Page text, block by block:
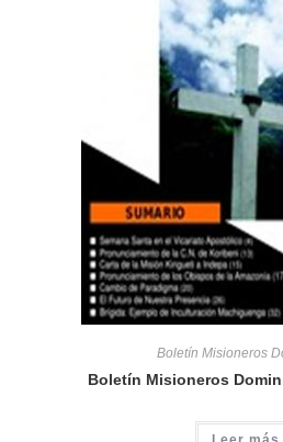
Boletín Misioneros
Boletín Misioneros